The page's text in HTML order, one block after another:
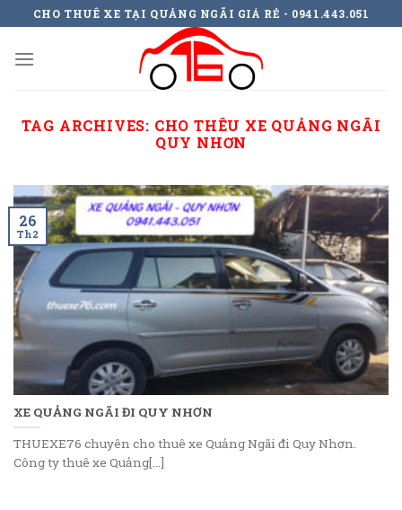
to
content
CHO THUÊ XE TẠI QUẢNG NGÃI GIÁ RẺ - 0941.443.051
TAG ARCHIVES: CHO THÊU XE QUẢNG NGÃI
QUY NHƠN
XE QUẢNG NGÃI ĐI QUY NHƠN
THUEXE76 chuyên cho thuê xe Quảng Ngãi đi Quy Nhơn.
Công ty thuê xe Quảng[...]
26
Th2